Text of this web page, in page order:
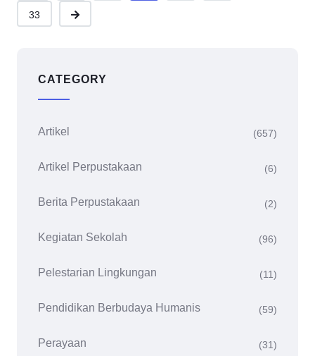
33
CATEGORY
Artikel (657)
Artikel Perpustakaan (6)
Berita Perpustakaan (2)
Kegiatan Sekolah (96)
Pelestarian Lingkungan (11)
Pendidikan Berbudaya Humanis (59)
Perayaan (31)